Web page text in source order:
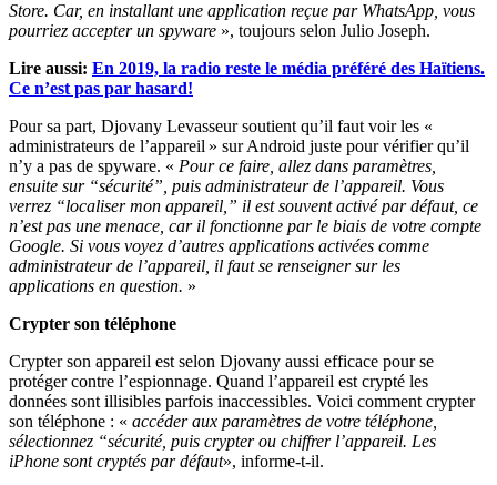
Store. Car, en installant une application reçue par WhatsApp, vous
pourriez accepter un spyware », toujours selon Julio Joseph.
Lire aussi: En 2019, la radio reste le média préféré des Haïtiens.
Ce n’est pas par hasard!
Pour sa part, Djovany Levasseur soutient qu’il faut voir les «
administrateurs de l’appareil » sur Android juste pour vérifier qu’il
n’y a pas de spyware. « Pour ce faire, allez dans paramètres,
ensuite sur “sécurité”, puis administrateur de l’appareil. Vous
verrez “localiser mon appareil,” il est souvent activé par défaut, ce
n’est pas une menace, car il fonctionne par le biais de votre compte
Google. Si vous voyez d’autres applications activées comme
administrateur de l’appareil, il faut se renseigner sur les
applications en question. »
Crypter son téléphone
Crypter son appareil est selon Djovany aussi efficace pour se
protéger contre l’espionnage. Quand l’appareil est crypté les
données sont illisibles parfois inaccessibles. Voici comment crypter
son téléphone : « accéder aux paramètres de votre téléphone,
sélectionnez “sécurité, puis crypter ou chiffrer l’appareil. Les
iPhone sont cryptés par défaut», informe-t-il.